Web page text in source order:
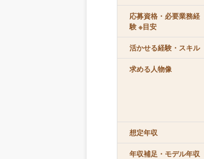
応募資格・必要業務経
験 ※目安
活かせる経験・スキル
求める人物像
想定年収
年収補足・モデル年収